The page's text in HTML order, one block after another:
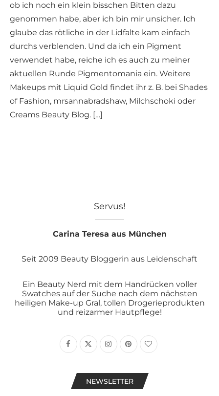
ob ich noch ein klein bisschen Bitten dazu
genommen habe, aber ich bin mir unsicher. Ich
glaube das rötliche in der Lidfalte kam einfach
durchs verblenden. Und da ich ein Pigment
verwendet habe, reiche ich es auch zu meiner
aktuellen Runde Pigmentomania ein. Weitere
Makeups mit Liquid Gold findet ihr z. B. bei Shades
of Fashion, mrsannabradshaw, Milchschoki oder
Creams Beauty Blog. […]
Servus!
Carina Teresa aus München
Seit 2009 Beauty Bloggerin aus Leidenschaft
Ein Beauty Nerd mit dem Handrücken voller
Swatches auf der Suche nach dem nächsten
heiligen Make-up Gral, tollen Drogerieprodukten
und reizarmer Hautpflege!
NEWSLETTER